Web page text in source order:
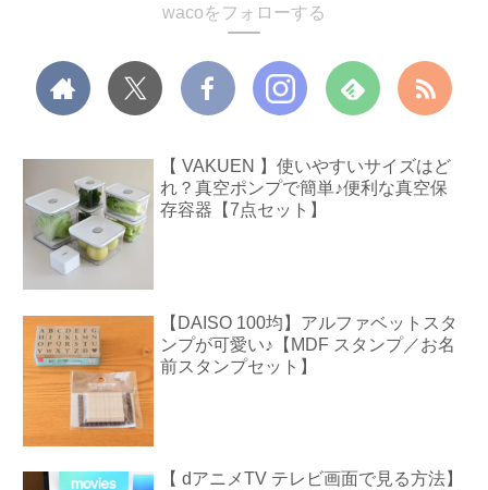
wacoをフォローする
【 VAKUEN 】使いやすいサイズはど
れ？真空ポンプで簡単♪便利な真空保
存容器【7点セット】
【DAISO 100均】アルファベットスタ
ンプが可愛い♪【MDF スタンプ／お名
前スタンプセット】
【 dアニメTV テレビ画面で見る方法】